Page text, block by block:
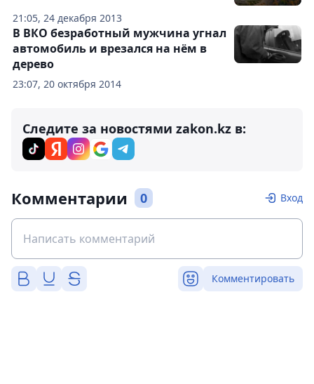
21:05, 24 декабря 2013
23:07, 20 октября 2014
В ВКО безработный мужчина угнал
автомобиль и врезался на нём в
дерево
Следите за новостями zakon.kz в:
Комментарии 0 Вход
Комментировать